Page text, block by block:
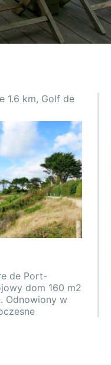
1.6 km, Golf de
de Port-
dom 160 m2
Odnowiony w
WC.
pokój z
(160
Czujnik